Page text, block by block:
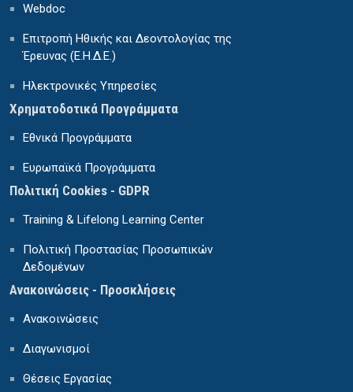
Webdoc
Επιτροπή Ηθικής και Δεοντολογίας της
Έρευνας (Ε.Η.Δ.Ε.)
Ηλεκτρονικές Υπηρεσίες
Χρηματοδοτικά Προγράμματα
Εθνικά Προγράμματα
Ευρωπαϊκά Προγράμματα
Πολιτική Cookies - GDPR
Training & Lifelong Learning Center
Πολιτική Προστασίας Προσωπικών
Δεδομένων
Ανακοινώσεις - Προσκλήσεις
Ανακοινώσεις
Διαγωνισμοί
Θέσεις Εργασίας